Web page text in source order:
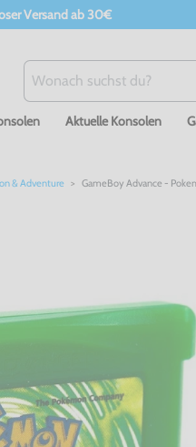
Versand ab 30€
Aktuelle Konsolen
& Adventure GameBoy Advance -